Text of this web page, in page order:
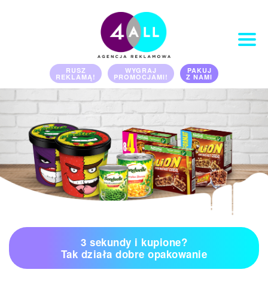
RUSZ
REKLAMĄ!
WYGRAJ
PROMOCJAMI!
PAKUJ
Z NAMI
PORTFOLIO
KLIENCI
KONTAKT
OFERTA
BLOG
3 sekundy i kupione?
Tak działa dobre opakowanie